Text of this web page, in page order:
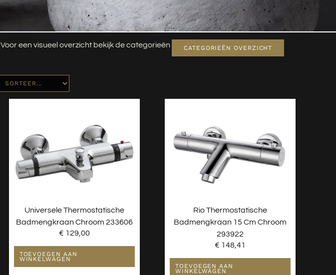
Voor een visueel overzicht bekijk de categorieën CATEGORIEËN OVERZICHT
Universele Thermostatische
Badmengkraan Chroom 233606
€ 129,00
TOEVOEGEN AAN
WINKELWAGEN
Rio Thermostatische
Badmengkraan 15 Cm Chroom
293922
€ 148,41
TOEVOEGEN AAN
WINKELWAGEN